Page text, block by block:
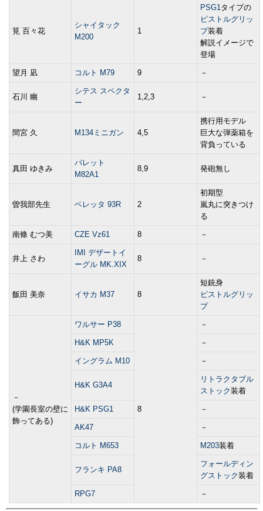
筧 百々花
シャイタック
M200
1
PSG1タイプの
ピストルグリッ
プ装着
解説イメージで
登場
望月 凪 コルト M79 9 －
石川 幽
シテス スペクタ
ー
1,2,3 －
間宮 久 M134ミニガン 4,5
携行用モデル
巨大な弾薬箱を
背負っている
真田 ゆきみ
バレット
M82A1
8,9 発砲無し
曽我部先生 ベレッタ 93R 2
初期型
嵐丸に突きつけ
る
南條 むつ美 CZE Vz61 8 －
井上 さわ
IMI デザートイ
ーグル MK.XIX
8 －
飯田 美奈 イサカ M37 8
短銃身
ピストルグリッ
プ
－
(学園長室の壁に
飾ってある)
ワルサー P38
8
－
H&K MP5K －
イングラム M10 －
H&K G3A4
リトラクタブル
ストック装着
H&K PSG1 －
AK47 －
コルト M653 M203装着
フランキ PA8
フォールディン
グストック装着
RPG7 －